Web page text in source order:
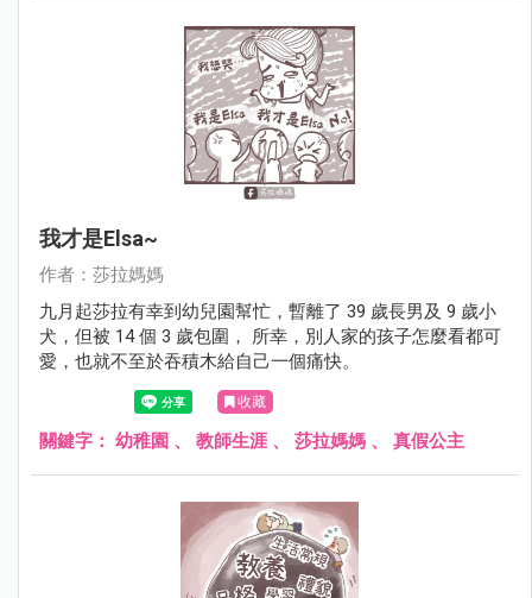
我才是Elsa~
作者：莎拉媽媽
九月起莎拉有幸到幼兒園幫忙，暫離了 39 歲長男及 9 歲小
犬，但被 14 個 3 歲包圍， 所幸，別人家的孩子怎麼看都可
愛，也就不至於吞積木給自己一個痛快。
收藏
關鍵字： 幼稚園 、 教師生涯 、 莎拉媽媽 、 真假公主